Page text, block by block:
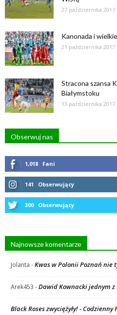
27 października 2017
Kanonada i
21 października 2017
Stracona szansa
Białymstoku
13 października 2017
Obserwuj nas
1,018 Fani
141 Obserwujący
300 Obserwujący
Najnowsze komentarze
Jolanta -Kwas w Polonii Poznań nie
Arek453 -Dawid Kownacki jednym
Black Roses zwyciężyły! - Codzienny